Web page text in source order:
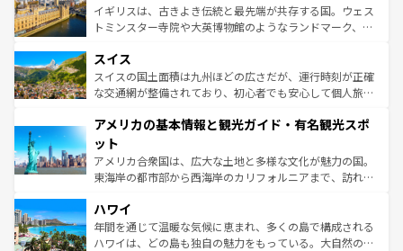
らに、パリ以外の地域にも魅力が溢れており、どの街角に
も豊かな歴史と文化が息づいている。パリ以外の個性あふ
を参照してほしい。
ルリンの文化的活気、バイエルン州のアルプスの絶景、そ
してライン川沿いのワイン畑といった風景は必見。ビール
は、お酒好きな人にはぜひ体験してほしい。 なお、新着の
ドイツ情報はコンテンツ一覧を参照してほしい。
イギリスは、古きよき伝統と最先端が共存する国。ウェス
トミンスター寺院や大英博物館のようなランドマーク、歴
リアごとに異なる魅力がある。また、優雅なアフタヌーン
ティー、ビール好きにはたまらない英国パブ、サッカー観
戦など、本場だからこそできる体験も豊富。イギリスを旅
ンツ一覧を参照してほしい。
スイス
スイスの国土面積は九州ほどの広さだが、運行時刻が正確
な交通網が整備されており、初心者でも安心して個人旅行
の建物がそのまま残る町や、スイスならではのユニークな
博物館もあり、アルプス観光だけでなく町歩きも満喫する
ことができる。国民の所得が高いため物価も高いが、旅行
者向けの交通パス提供のサービスもあり、うまく活用すれ
着のスイス情報は
アメリカの基本情報と観光ガイド・有名観光スポ
ット
アメリカ合衆国は、広大な土地と多様な文化が魅力の国。
東海岸の都市部から西海岸のカリフォルニアまで、訪れる
のような巨大都市は、観光、ショッピング、エンターテイ
ンメントが詰まった刺激的なスポットだ。一方、アメリカ
西部には大自然が広がり、グランドキャニオンやイエロー
ハワイ
年間を通じて温暖な気候に恵まれ、多くの島で構成される
ハワイは、どの島も独自の魅力をもっている。大自然の神